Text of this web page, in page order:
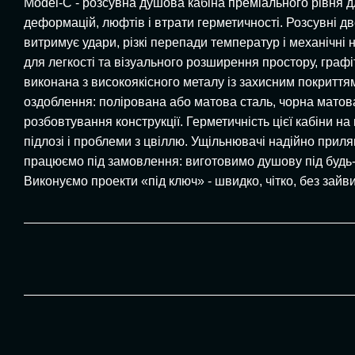
Model-C - розсувна душова кабіна преміального рівня
деформацій, люфтів і втрати герметичності. Розсувні
витримує удари, різкі перепади температур і
для легкості та візуального розширення простору,
виконана з високоякісного металу із захисним
оздоблення: полірована або матова сталь, чорна
розбовтування конструкції. Герметичність цієї
підлозі і проблеми з цвіллю. Ущільнювачі надійно
працюємо під замовлення: виготовимо душову під будь-
Виконуємо проекти «під ключ» - швидко, чітко, без